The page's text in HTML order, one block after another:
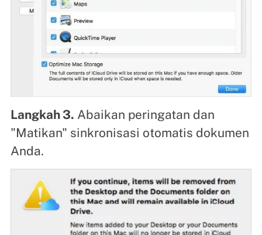
Langkah 3. Abaikan peringatan dan
"Matikan" sinkronisasi otomatis dokumen
Anda.